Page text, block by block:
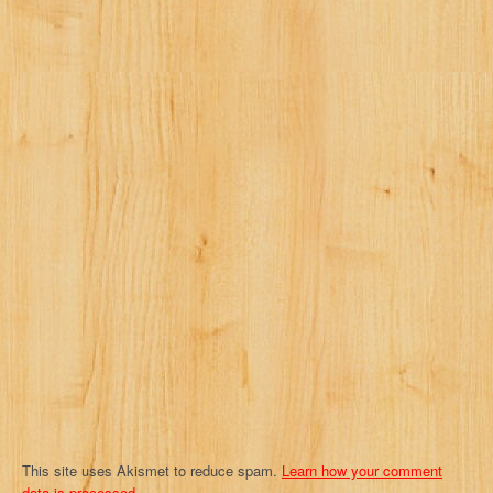
This site uses Akismet to reduce spam. Learn how your comment